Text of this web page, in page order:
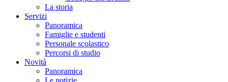
La storia
Servizi
Panoramica
Famiglie e studenti
Personale scolastico
Percorsi di studio
Novità
Panoramica
Le notizie